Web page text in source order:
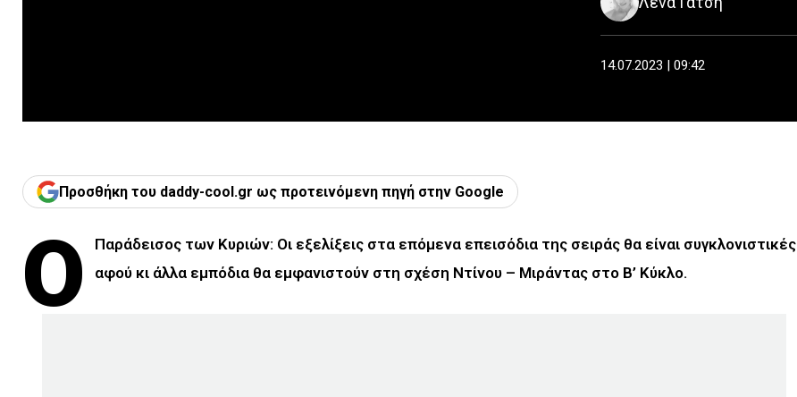
14.07.2023 | 09:42
Προσθήκη του daddy-cool.gr ως προτεινόμενη πηγή στην Google
Ο
Παράδεισος των Κυριών: Οι εξελίξεις στα επόμενα επεισόδια της σειράς θα είναι συγκλονιστικές
αφού κι άλλα εμπόδια θα εμφανιστούν στη σχέση Ντίνου – Μιράντας στο Β’ Κύκλο.